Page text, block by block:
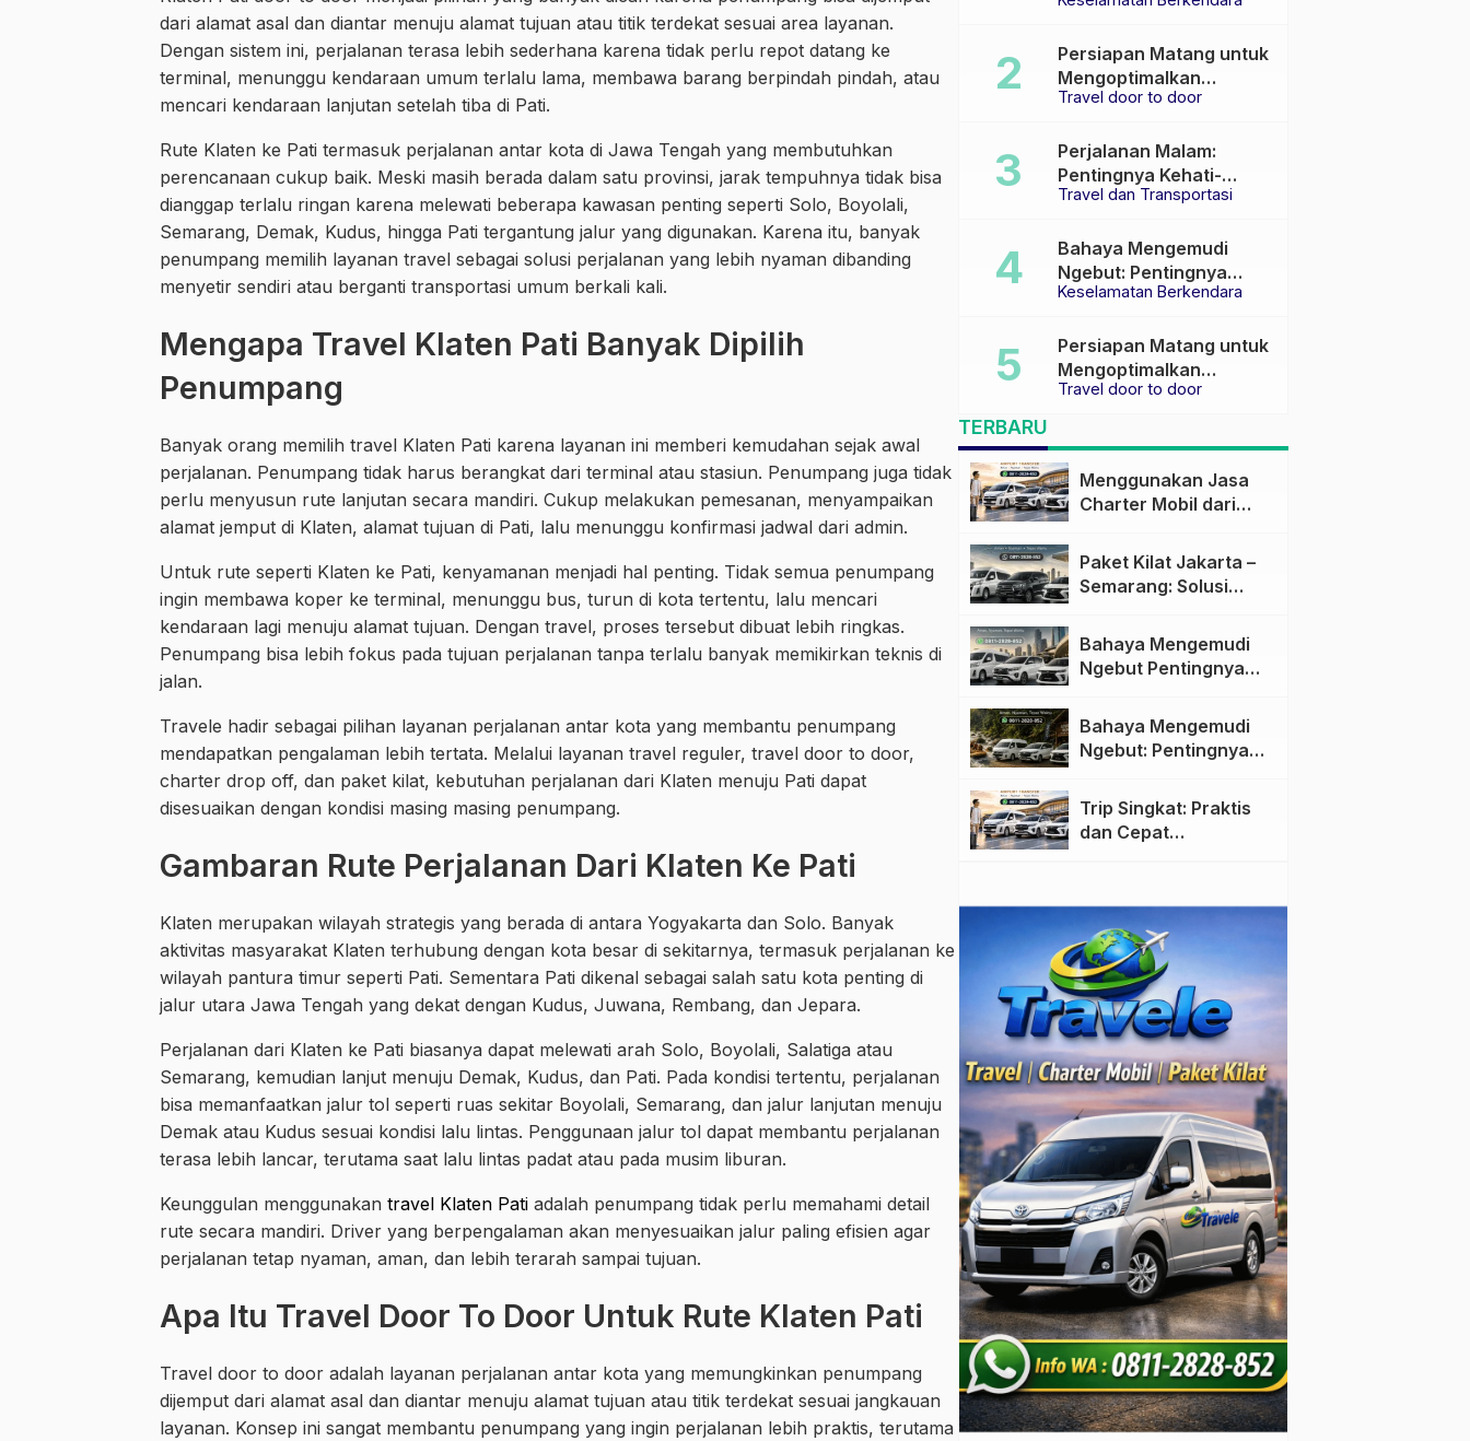
dari alamat asal dan diantar menuju alamat tujuan atau titik terdekat sesuai area layanan.
Dengan sistem ini, perjalanan terasa lebih sederhana karena tidak perlu repot datang ke
terminal, menunggu kendaraan umum terlalu lama, membawa barang berpindah pindah, atau
mencari kendaraan lanjutan setelah tiba di Pati.
Rute Klaten ke Pati termasuk perjalanan antar kota di Jawa Tengah yang membutuhkan
perencanaan cukup baik. Meski masih berada dalam satu provinsi, jarak tempuhnya tidak bisa
dianggap terlalu ringan karena melewati beberapa kawasan penting seperti Solo, Boyolali,
Semarang, Demak, Kudus, hingga Pati tergantung jalur yang digunakan. Karena itu, banyak
penumpang memilih layanan travel sebagai solusi perjalanan yang lebih nyaman dibanding
menyetir sendiri atau berganti transportasi umum berkali kali.
Mengapa Travel Klaten Pati Banyak Dipilih
Penumpang
Banyak orang memilih travel Klaten Pati karena layanan ini memberi kemudahan sejak awal
perjalanan. Penumpang tidak harus berangkat dari terminal atau stasiun. Penumpang juga tidak
perlu menyusun rute lanjutan secara mandiri. Cukup melakukan pemesanan, menyampaikan
alamat jemput di Klaten, alamat tujuan di Pati, lalu menunggu konfirmasi jadwal dari admin.
Untuk rute seperti Klaten ke Pati, kenyamanan menjadi hal penting. Tidak semua penumpang
ingin membawa koper ke terminal, menunggu bus, turun di kota tertentu, lalu mencari
kendaraan lagi menuju alamat tujuan. Dengan travel, proses tersebut dibuat lebih ringkas.
Penumpang bisa lebih fokus pada tujuan perjalanan tanpa terlalu banyak memikirkan teknis di
jalan.
Travele hadir sebagai pilihan layanan perjalanan antar kota yang membantu penumpang
mendapatkan pengalaman lebih tertata. Melalui layanan travel reguler, travel door to door,
charter drop off, dan paket kilat, kebutuhan perjalanan dari Klaten menuju Pati dapat
disesuaikan dengan kondisi masing masing penumpang.
Gambaran Rute Perjalanan Dari Klaten Ke Pati
Klaten merupakan wilayah strategis yang berada di antara Yogyakarta dan Solo. Banyak
aktivitas masyarakat Klaten terhubung dengan kota besar di sekitarnya, termasuk perjalanan ke
wilayah pantura timur seperti Pati. Sementara Pati dikenal sebagai salah satu kota penting di
jalur utara Jawa Tengah yang dekat dengan Kudus, Juwana, Rembang, dan Jepara.
Perjalanan dari Klaten ke Pati biasanya dapat melewati arah Solo, Boyolali, Salatiga atau
Semarang, kemudian lanjut menuju Demak, Kudus, dan Pati. Pada kondisi tertentu, perjalanan
bisa memanfaatkan jalur tol seperti ruas sekitar Boyolali, Semarang, dan jalur lanjutan menuju
Demak atau Kudus sesuai kondisi lalu lintas. Penggunaan jalur tol dapat membantu perjalanan
terasa lebih lancar, terutama saat lalu lintas padat atau pada musim liburan.
Keunggulan menggunakan travel Klaten Pati adalah penumpang tidak perlu memahami detail
rute secara mandiri. Driver yang berpengalaman akan menyesuaikan jalur paling efisien agar
perjalanan tetap nyaman, aman, dan lebih terarah sampai tujuan.
Apa Itu Travel Door To Door Untuk Rute Klaten Pati
Travel door to door adalah layanan perjalanan antar kota yang memungkinkan penumpang
dijemput dari alamat asal dan diantar menuju alamat tujuan atau titik terdekat sesuai jangkauan
layanan. Konsep ini sangat membantu penumpang yang ingin perjalanan lebih praktis, terutama
Travel door to door
Persiapan Matang untuk
Mengoptimalkan
Pengalaman Travel
Travel dan Transportasi
Perjalanan Malam:
Pentingnya Kehati-
hatian dan Pemilihan
Keselamatan Berkendara
Bahaya Mengemudi
Ngebut: Pentingnya
Keselamatan di Jalan
Travel door to door
Persiapan Matang untuk
Mengoptimalkan
Pengalaman Travel
TERBARU
Menggunakan Jasa
Charter Mobil dari
Nyaman dan Fleksibel
Paket Kilat Jakarta –
Semarang: Solusi
Efisien
Bahaya Mengemudi
Ngebut Pentingnya
raya
Bahaya Mengemudi
Ngebut: Pentingnya
Trip Singkat: Praktis
dan Cepat